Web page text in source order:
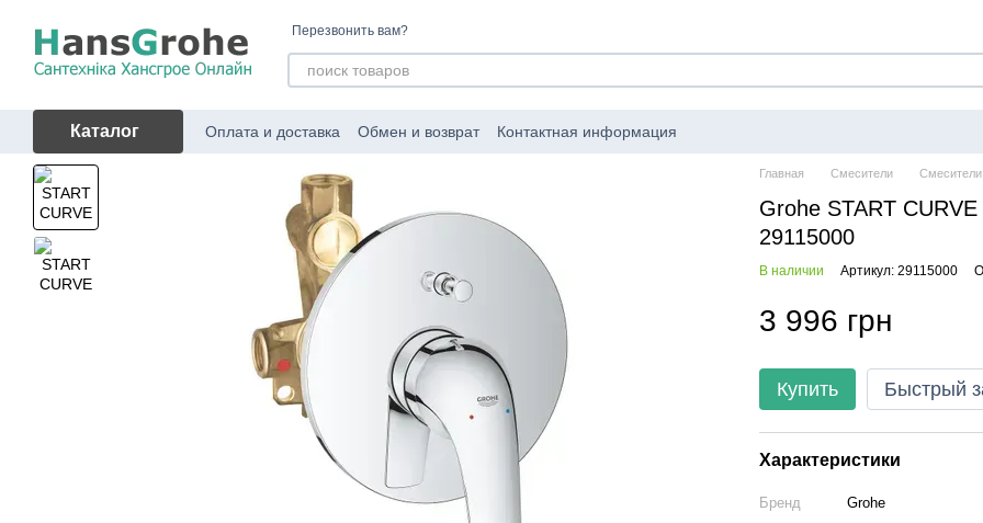
Перезвонить вам?
Каталог Оплата и доставка Обмен и возврат Контактная информация
Главная Смесители
Grohe START
29115000
В наличии Артикул: 29115000
3 996 грн
Купить Быстрый
Характеристики
Бренд
Grohe